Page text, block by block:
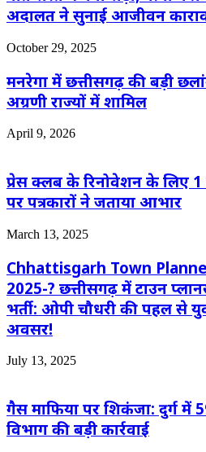
अदालत ने सुनाई आजीवन
October 29, 2025
मनरेगा में छत्तीसगढ़ की बड़ी
अग्रणी राज्यों में शामिल
April 9, 2026
प्रेस क्लब के रिनोवेशन के लिए
पर पत्रकारों ने जताया आभार
March 13, 2025
Chhattisgarh Town
2025-?️ छत्तीसगढ़ में टाउन
भर्ती: ओपी चौधरी की पहल से
अवसर!
July 13, 2025
गैस माफिया पर शिकंजा: दुर्ग में
विभाग की बड़ी कार्रवाई